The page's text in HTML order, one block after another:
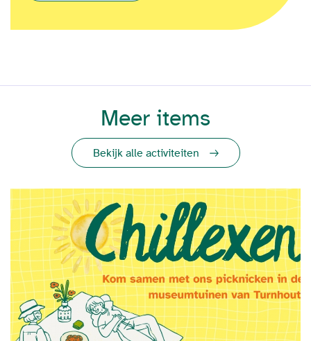
Meer items
Bekijk alle activiteiten